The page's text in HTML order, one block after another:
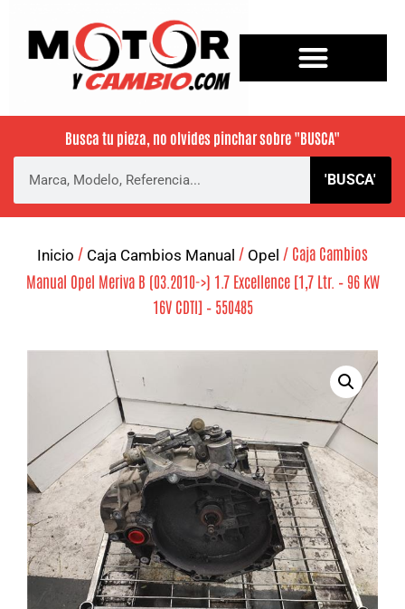
Busca tu pieza, no olvides pinchar sobre "BUSCA"
'BUSCA'
Inicio / Caja Cambios Manual / Opel / Caja Cambios
Manual Opel Meriva B (03.2010->) 1.7 Excellence [1,7 Ltr. – 96 kW
16V CDTI] – 550485